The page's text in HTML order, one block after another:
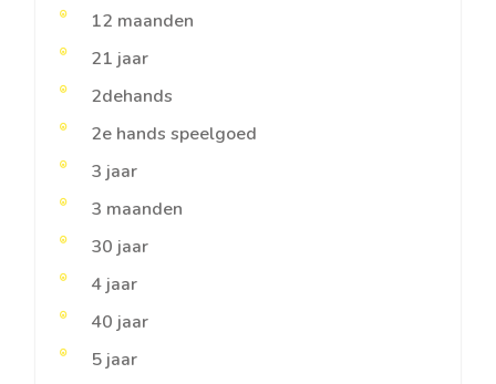
12 maanden
21 jaar
2dehands
2e hands speelgoed
3 jaar
3 maanden
30 jaar
4 jaar
40 jaar
5 jaar